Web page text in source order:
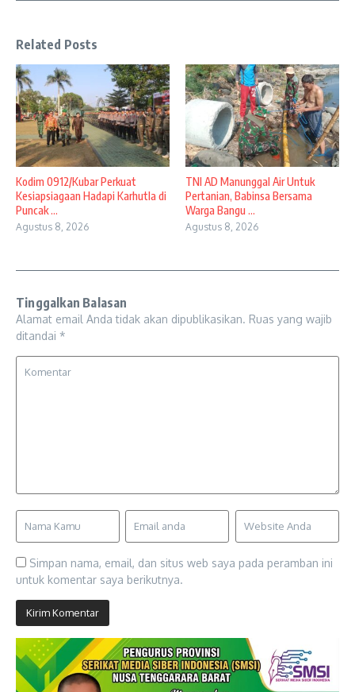
Related Posts
Kodim 0912/Kubar Perkuat
Kesiapsiagaan Hadapi Karhutla di
Puncak ...
Agustus 8, 2026
TNI AD Manunggal Air Untuk
Pertanian, Babinsa Bersama
Warga Bangu ...
Agustus 8, 2026
Tinggalkan Balasan
Alamat email Anda tidak akan dipublikasikan. Ruas yang wajib
ditandai *
Simpan nama, email, dan situs web saya pada peramban ini
untuk komentar saya berikutnya.